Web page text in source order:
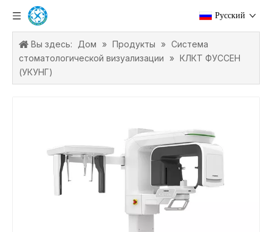
Pусский
Вы здесь: Дом » Продукты » Система
стоматологической визуализации
» КЛКТ ФУССЕН
(УКУНГ)